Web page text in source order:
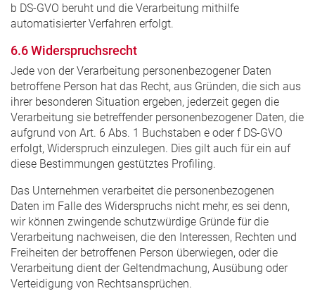
b DS-GVO beruht und die Verarbeitung mithilfe
automatisierter Verfahren erfolgt.
6.6 Widerspruchsrecht
Jede von der Verarbeitung personenbezogener Daten
betroffene Person hat das Recht, aus Gründen, die sich aus
ihrer besonderen Situation ergeben, jederzeit gegen die
Verarbeitung sie betreffender personenbezogener Daten, die
aufgrund von Art. 6 Abs. 1 Buchstaben e oder f DS-GVO
erfolgt, Widerspruch einzulegen. Dies gilt auch für ein auf
diese Bestimmungen gestütztes Profiling.
Das Unternehmen verarbeitet die personenbezogenen
Daten im Falle des Widerspruchs nicht mehr, es sei denn,
wir können zwingende schutzwürdige Gründe für die
Verarbeitung nachweisen, die den Interessen, Rechten und
Freiheiten der betroffenen Person überwiegen, oder die
Verarbeitung dient der Geltendmachung, Ausübung oder
Verteidigung von Rechtsansprüchen.